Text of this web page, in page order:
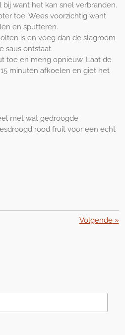
bij want het kan snel verbranden.
toe. Wees voorzichtig want
en sputteren.
is en voeg dan de slagroom
saus ontstaat.
toe en meng opnieuw. Laat de
minuten afkoelen en giet het
met wat gedroogde
rood fruit voor een echt
Volgende»